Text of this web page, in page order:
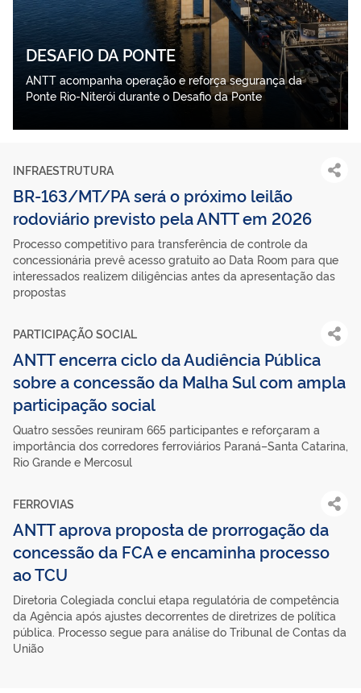
DESAFIO DA PONTE
ANTT acompanha operação e reforça segurança da
Ponte Rio-Niterói durante o Desafio da Ponte
INFRAESTRUTURA
BR-163/MT/PA será o próximo leilão
rodoviário previsto pela ANTT em 2026
Processo competitivo para transferência de controle da
concessionária prevê acesso gratuito ao Data Room para que
interessados realizem diligências antes da apresentação das
propostas
PARTICIPAÇÃO SOCIAL
ANTT encerra ciclo da Audiência Pública
sobre a concessão da Malha Sul com ampla
participação social
Quatro sessões reuniram 665 participantes e reforçaram a
importância dos corredores ferroviários Paraná–Santa Catarina,
Rio Grande e Mercosul
FERROVIAS
ANTT aprova proposta de prorrogação da
concessão da FCA e encaminha processo
ao TCU
Diretoria Colegiada conclui etapa regulatória de competência
da Agência após ajustes decorrentes de diretrizes de política
pública. Processo segue para análise do Tribunal de Contas da
União